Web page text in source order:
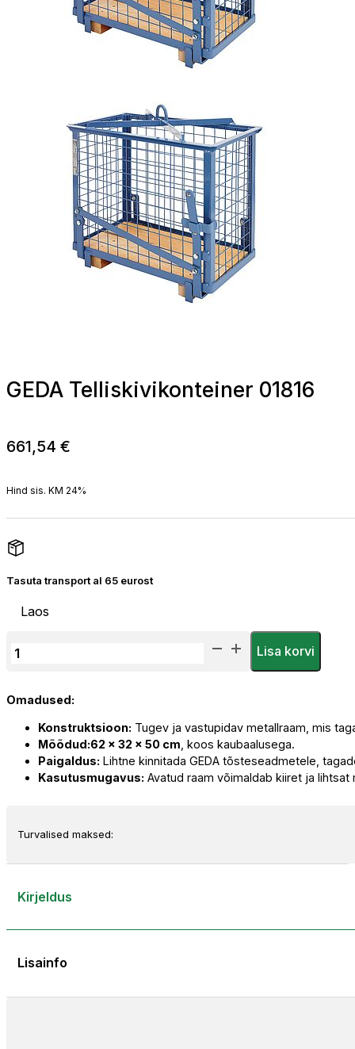
GEDA Telliskivikonteiner 01816
661,54 €
Hind sis. KM 24%
Tasuta transport al 65 eurost
Laos
GEDA
kogus
Lisa korvi
Omadused:
Konstruktsioon: Tugev ja vastupidav metallraam, mis
Mõõdud:62 x 32 x 50 cm , koos kaubaalusega.
Paigaldus: Lihtne kinnitada GEDA tõsteseadmetele,
Kasutusmugavus: Avatud raam võimaldab kiiret ja
Turvalised maksed:
Kirjeldus
Lisainfo